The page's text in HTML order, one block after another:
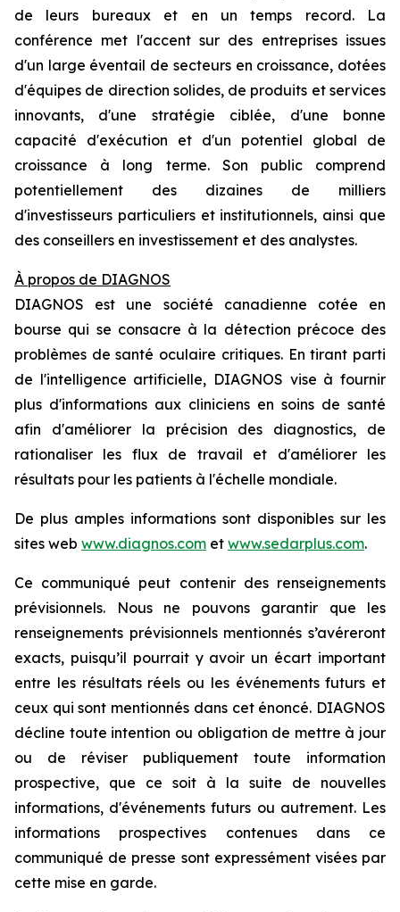
de leurs bureaux et en un temps record. La
conférence met l'accent sur des entreprises issues
d'un large éventail de secteurs en croissance, dotées
d'équipes de direction solides, de produits et services
innovants, d'une stratégie ciblée, d'une bonne
capacité d'exécution et d'un potentiel global de
croissance à long terme. Son public comprend
potentiellement des dizaines de milliers
d'investisseurs particuliers et institutionnels, ainsi que
des conseillers en investissement et des analystes.
À propos de DIAGNOS
DIAGNOS est une société canadienne cotée en
bourse qui se consacre à la détection précoce des
problèmes de santé oculaire critiques. En tirant parti
de l'intelligence artificielle, DIAGNOS vise à fournir
plus d'informations aux cliniciens en soins de santé
afin d'améliorer la précision des diagnostics, de
rationaliser les flux de travail et d'améliorer les
résultats pour les patients à l'échelle mondiale.
De plus amples informations sont disponibles sur les
sites web www.diagnos.com et www.sedarplus.com.
Ce communiqué peut contenir des renseignements
prévisionnels. Nous ne pouvons garantir que les
renseignements prévisionnels mentionnés s’avéreront
exacts, puisqu’il pourrait y avoir un écart important
entre les résultats réels ou les événements futurs et
ceux qui sont mentionnés dans cet énoncé. DIAGNOS
décline toute intention ou obligation de mettre à jour
ou de réviser publiquement toute information
prospective, que ce soit à la suite de nouvelles
informations, d'événements futurs ou autrement. Les
informations prospectives contenues dans ce
communiqué de presse sont expressément visées par
cette mise en garde.